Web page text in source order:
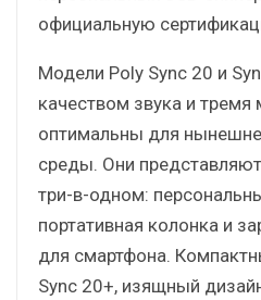
официальную
Модели Poly Sync 20 и
качеством звука и
оптимальны для
среды. Они
три-в-одном:
портативная колонка и
для смартфона.
Sync 20+, изящный